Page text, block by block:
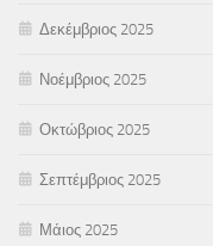
Δεκέμβριος 2025
Νοέμβριος 2025
Οκτώβριος 2025
Σεπτέμβριος 2025
Μάιος 2025